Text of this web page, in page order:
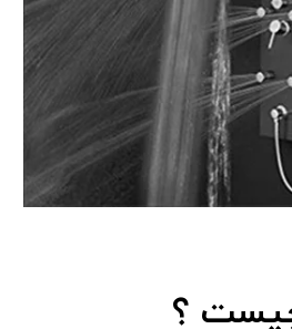
؟